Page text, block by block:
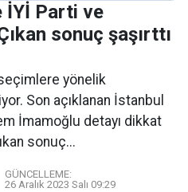
İYİ Parti ve
sonuç şaşırttı
yönelik
Son açıklanan İstanbul
İmamoğlu detayı dikkat
sonuç...
GÜNCELLEME:
26 Aralık 2023 Salı 09:29